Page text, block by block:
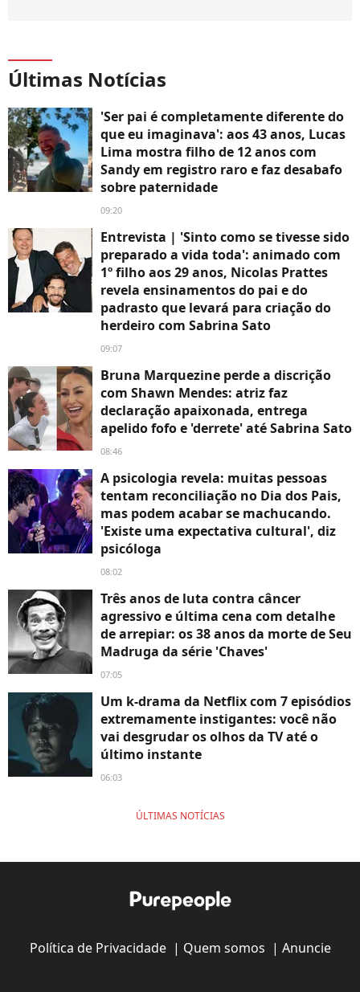
Últimas Notícias
'Ser pai é completamente diferente do
que eu imaginava': aos 43 anos, Lucas
Lima mostra filho de 12 anos com
Sandy em registro raro e faz desabafo
sobre paternidade
09:20
Entrevista | 'Sinto como se tivesse sido
preparado a vida toda': animado com
1º filho aos 29 anos, Nicolas Prattes
revela ensinamentos do pai e do
padrasto que levará para criação do
herdeiro com Sabrina Sato
09:07
Bruna Marquezine perde a discrição
com Shawn Mendes: atriz faz
declaração apaixonada, entrega
apelido fofo e 'derrete' até Sabrina Sato
08:46
A psicologia revela: muitas pessoas
tentam reconciliação no Dia dos Pais,
mas podem acabar se machucando.
'Existe uma expectativa cultural', diz
psicóloga
08:02
Três anos de luta contra câncer
agressivo e última cena com detalhe
de arrepiar: os 38 anos da morte de Seu
Madruga da série 'Chaves'
07:05
Um k-drama da Netflix com 7 episódios
extremamente instigantes: você não
vai desgrudar os olhos da TV até o
último instante
06:03
ÚLTIMAS NOTÍCIAS
Política de Privacidade| Quem somos | Anuncie